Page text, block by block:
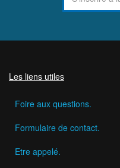
Les liens utiles
Foire aux questions.
Formulaire de contact.
Etre appelé.